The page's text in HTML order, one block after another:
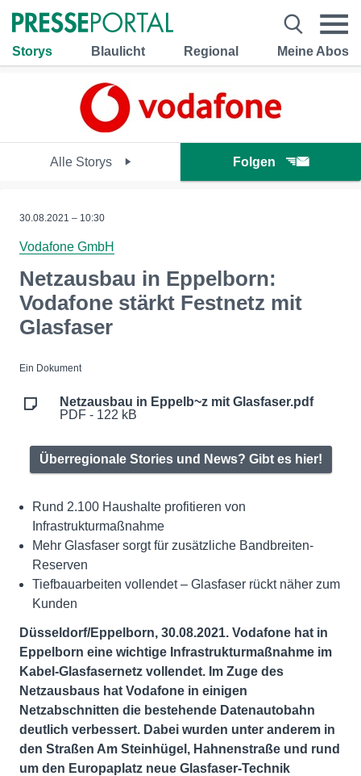
Storys Blaulicht Regional Meine Abos
Alle Storys Folgen
30.08.2021 – 10:30
Vodafone GmbH
Netzausbau in Eppelborn:
Vodafone stärkt Festnetz mit
Glasfaser
Ein Dokument
Netzausbau in Eppelb~z mit Glasfaser.pdf
PDF - 122 kB
Überregionale Stories und News? Gibt es hier!
Rund 2.100 Haushalte profitieren von
Infrastrukturmaßnahme
Mehr Glasfaser sorgt für zusätzliche Bandbreiten-
Reserven
Tiefbauarbeiten vollendet – Glasfaser rückt näher zum
Kunden
Düsseldorf/Eppelborn, 30.08.2021. Vodafone hat in
Eppelborn eine wichtige Infrastrukturmaßnahme im
Kabel-Glasfasernetz vollendet. Im Zuge des
Netzausbaus hat Vodafone in einigen
Netzabschnitten die bestehende Datenautobahn
deutlich verbessert. Dabei wurden unter anderem in
den Straßen Am Steinhügel, Hahnenstraße und rund
um den Europaplatz neue Glasfaser-Technik